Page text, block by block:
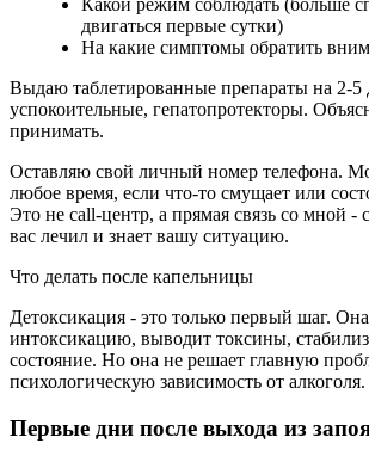
Какой режим соблюдать (больше
двигаться первые сутки)
На какие симптомы обратить
Выдаю таблетированные препараты на 2-5
успокоительные, гепатопротекторы.
принимать.
Оставляю свой личный номер телефона.
любое время, если что-то смущает или
Это не call-центр, а прямая связь со мной -
вас лечил и знает вашу ситуацию.
Что делать после капельницы
Детоксикация - это только первый шаг.
интоксикацию, выводит токсины,
состояние. Но она не решает главную
психологическую зависимость от алкоголя.
Первые дни после выхода из